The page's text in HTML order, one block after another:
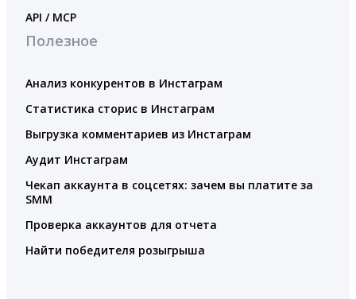
API / MCP
Полезное
Анализ конкурентов в Инстаграм
Статистика сторис в Инстаграм
Выгрузка комментариев из Инстаграм
Аудит Инстаграм
Чекап аккаунта в соцсетях: зачем вы платите за
SMM
Проверка аккаунтов для отчета
Найти победителя розыгрыша